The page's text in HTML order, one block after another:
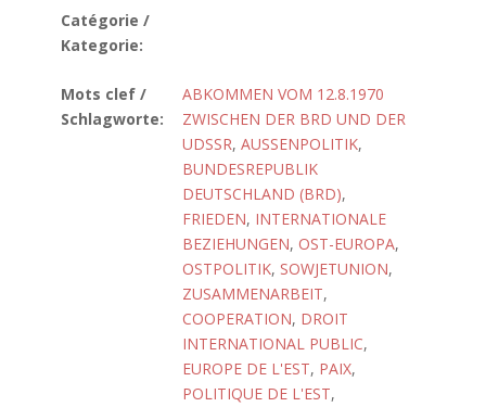
Catégorie /
Kategorie:
Mots clef /
Schlagworte:
ABKOMMEN VOM 12.8.1970
ZWISCHEN DER BRD UND DER
UDSSR, AUSSENPOLITIK,
BUNDESREPUBLIK
DEUTSCHLAND (BRD),
FRIEDEN, INTERNATIONALE
BEZIEHUNGEN, OST-EUROPA,
OSTPOLITIK, SOWJETUNION,
ZUSAMMENARBEIT,
COOPERATION, DROIT
INTERNATIONAL PUBLIC,
EUROPE DE L'EST, PAIX,
POLITIQUE DE L'EST,